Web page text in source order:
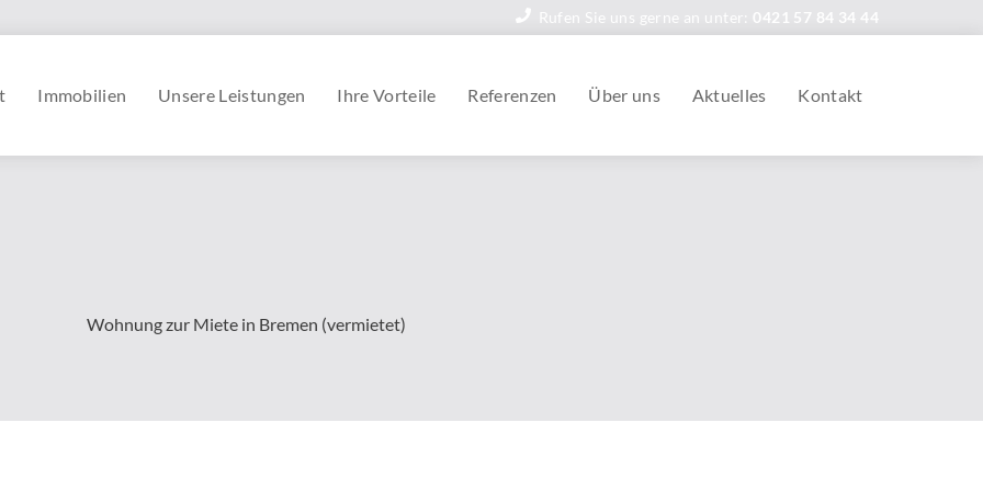
Rufen Sie uns gerne an unter: 0421 57 84 34 44
Immobilien Unsere Leistungen Ihre Vorteile Referenzen Über uns Aktuelles Kontakt
Wohnung zur Miete in Bremen (vermietet)